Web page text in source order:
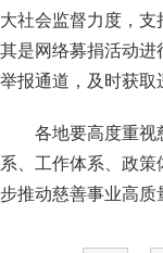
大社会监督力度，
其是网络募捐活动进
举报通道，及时获取
各地要高度重视
系、工作体系、政
步推动慈善事业高质